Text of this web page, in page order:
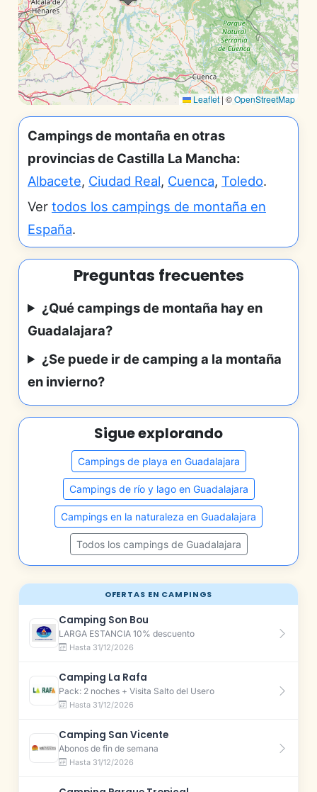
OFERTAS EN CAMPINGS
Camping Son Bou
LARGA ESTANCIA 10% descuento
Hasta 31/12/2026
Camping La Rafa
Pack: 2 noches + Visita Salto del Usero
Hasta 31/12/2026
Camping San Vicente
Abonos de fin de semana
Hasta 31/12/2026
Leaflet | ©OpenStreetMap
Campings de montaña en otras
provincias de Castilla La Mancha:
Albacete, Ciudad Real, Cuenca, Toledo.
Ver todos los campings de montaña en
España.
Preguntas frecuentes
¿Qué campings de montaña hay en
Guadalajara?
¿Se puede ir de camping a la montaña
en invierno?
Sigue explorando
Campings de playa en Guadalajara
Campings de río y lago en Guadalajara
Campings en la naturaleza en Guadalajara
Todos los campings de Guadalajara